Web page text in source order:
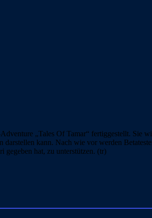
„Tales Of Tamar“ fertiggestellt.
kann. Nach wie vor werden
gegeben hat, zu unterstützen. (tr)